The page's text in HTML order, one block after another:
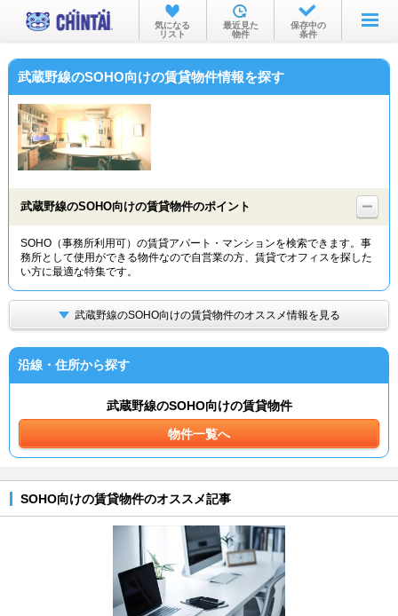
お部屋を探す
沿線・駅から
物件特集から
TOP
気になる
リスト
最近見た
物件
保存中の
条件
武蔵野線のSOHO向けの賃貸物件情報を探す
武蔵野線のSOHO向けの賃貸物件のポイント
SOHO（事務所利用可）の賃貸アパート・マンションを検索できます。事
務所として使用ができる物件なので自営業の方、賃貸でオフィスを探した
い方に最適な特集です。
武蔵野線のSOHO向けの賃貸物件のオススメ情報を見る
沿線・住所から探す
武蔵野線のSOHO向けの賃貸物件
物件一覧へ
SOHO向けの賃貸物件のオススメ記事